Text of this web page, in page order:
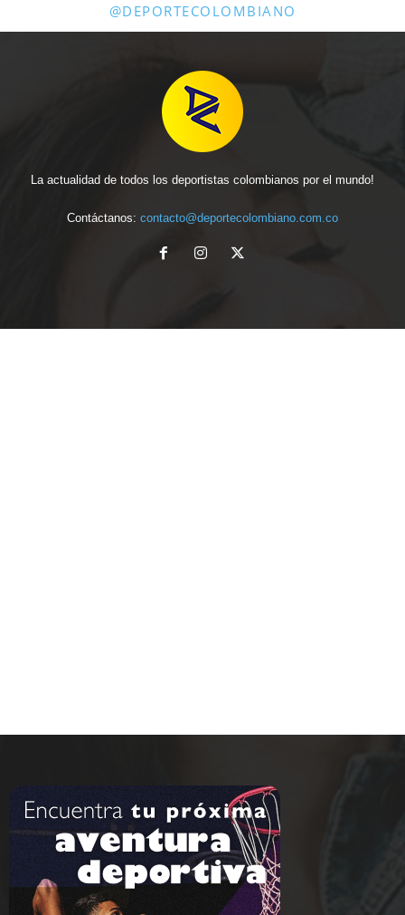
@DEPORTECOLOMBIANO
La actualidad de todos los deportistas colombianos por el mundo!
Contáctanos: contacto@deportecolombiano.com.co